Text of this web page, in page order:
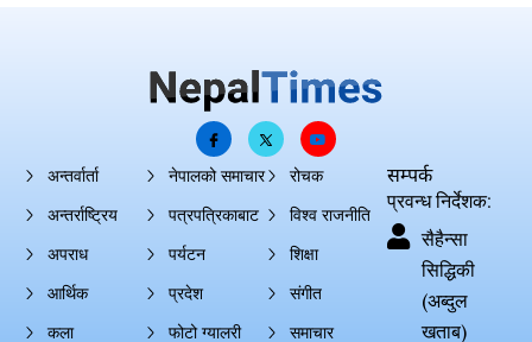
अन्तर्वार्ता
अन्तर्राष्ट्रिय
अपराध
आर्थिक
कला
नेपालको समाचार
पत्रपत्रिकाबाट
पर्यटन
प्रदेश
फोटो ग्यालरी
रोचक
विश्व राजनीति
शिक्षा
संगीत
समाचार
सम्पर्क
प्रवन्ध निर्देशक:
सैहैन्सा
सिद्धिकी
(अब्दुल
खताब)